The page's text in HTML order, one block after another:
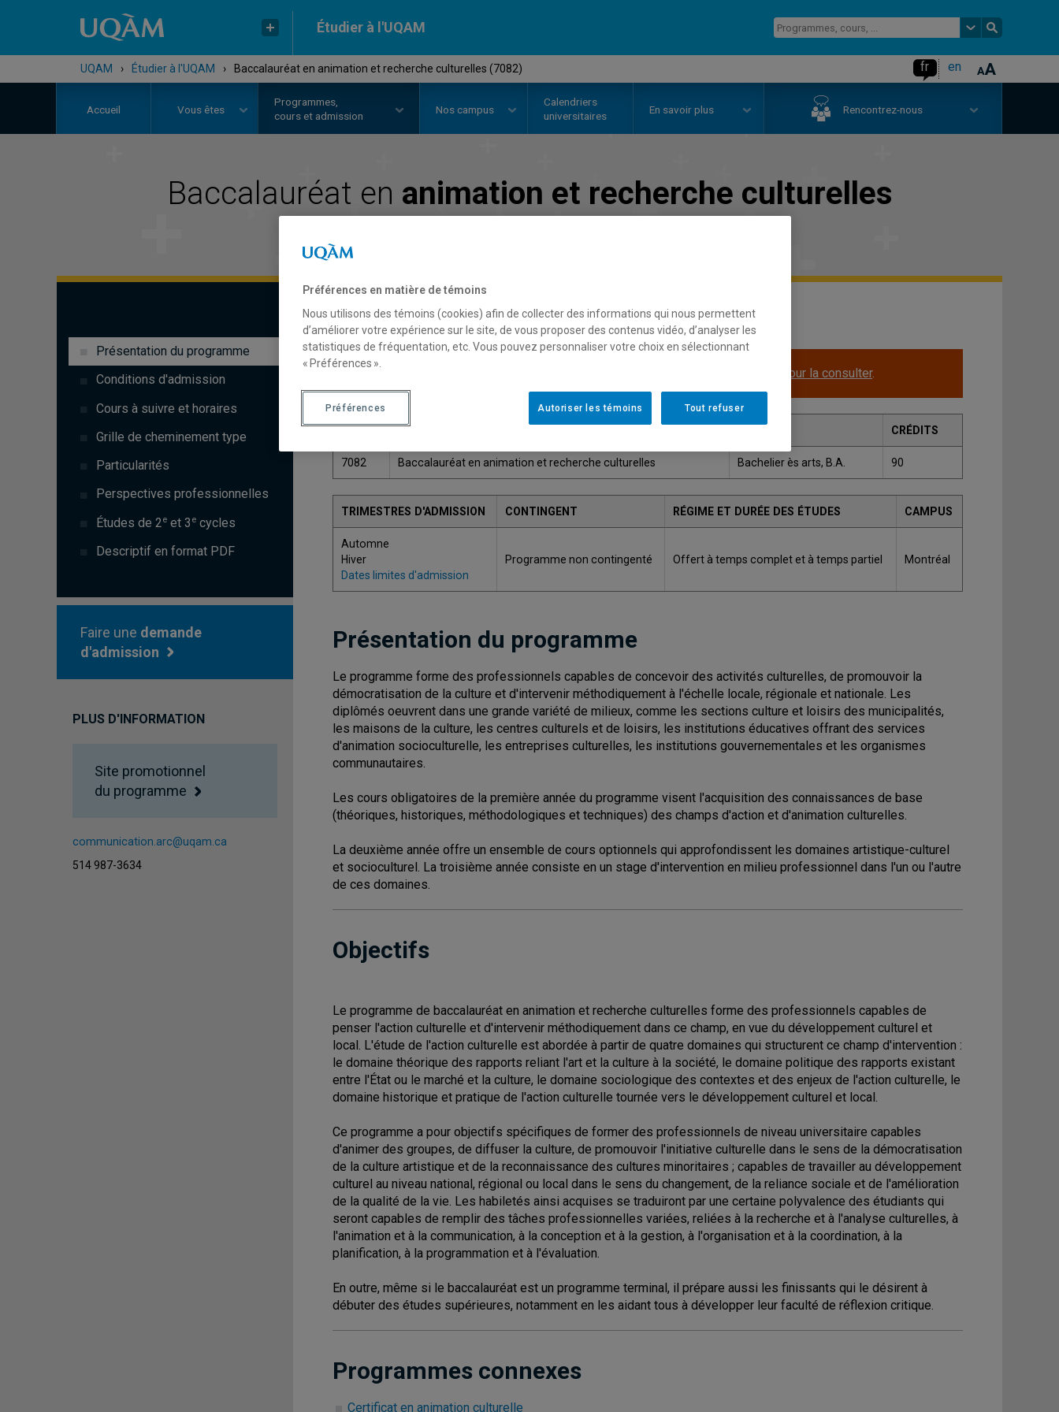
Étudier à l'UQAM
UQAM › Étudier à l'UQAM › Baccalauréat en animation et recherche culturelles (7082) fr en
Accueil Vous êtes
Programmes,
cours et admission
Nos campus
Calendriers
universitaires
En savoir plus Rencontrez-nous
Baccalauréat en animation et recherche culturelles
Présentation du programme
Conditions d'admission
Cours à suivre et horaires
Grille de cheminement type
Particularités
Perspectives professionnelles
Études de 2 e et 3 e cycles
Descriptif en format PDF
Faire une demande
d'admission
PLUS D'INFORMATION
Site promotionnel
du programme
communication.arc@uqam.ca
514 987-3634
Cliquez ici pour la consulter.
CODE TITRE CRÉDITS
7082 Baccalauréat en animation et recherche culturelles Bachelier ès arts, B.A. 90
TRIMESTRES D'ADMISSION CONTINGENT RÉGIME ET DURÉE DES ÉTUDES CAMPUS
Automne
Hiver
Dates limites d'admission
Programme non contingenté Offert à temps complet et à temps partiel Montréal
Présentation du programme
Le programme forme des professionnels capables de concevoir des activités culturelles, de promouvoir la
démocratisation de la culture et d'intervenir méthodiquement à l'échelle locale, régionale et nationale. Les
diplômés oeuvrent dans une grande variété de milieux, comme les sections culture et loisirs des municipalités,
les maisons de la culture, les centres culturels et de loisirs, les institutions éducatives offrant des services
d'animation socioculturelle, les entreprises culturelles, les institutions gouvernementales et les organismes
communautaires.
Les cours obligatoires de la première année du programme visent l'acquisition des connaissances de base
(théoriques, historiques, méthodologiques et techniques) des champs d'action et d'animation culturelles.
La deuxième année offre un ensemble de cours optionnels qui approfondissent les domaines artistique-culturel
et socioculturel. La troisième année consiste en un stage d'intervention en milieu professionnel dans l'un ou l'autre
de ces domaines.
Objectifs
Le programme de baccalauréat en animation et recherche culturelles forme des professionnels capables de
penser l'action culturelle et d'intervenir méthodiquement dans ce champ, en vue du développement culturel et
local. L'étude de l'action culturelle est abordée à partir de quatre domaines qui structurent ce champ d'intervention :
le domaine théorique des rapports reliant l'art et la culture à la société, le domaine politique des rapports existant
entre l'État ou le marché et la culture, le domaine sociologique des contextes et des enjeux de l'action culturelle, le
domaine historique et pratique de l'action culturelle tournée vers le développement culturel et local.
Ce programme a pour objectifs spécifiques de former des professionnels de niveau universitaire capables
d'animer des groupes, de diffuser la culture, de promouvoir l'initiative culturelle dans le sens de la démocratisation
de la culture artistique et de la reconnaissance des cultures minoritaires ; capables de travailler au développement
culturel au niveau national, régional ou local dans le sens du changement, de la reliance sociale et de l'amélioration
de la qualité de la vie. Les habiletés ainsi acquises se traduiront par une certaine polyvalence des étudiants qui
seront capables de remplir des tâches professionnelles variées, reliées à la recherche et à l'analyse culturelles, à
l'animation et à la communication, à la conception et à la gestion, à l'organisation et à la coordination, à la
planification, à la programmation et à l'évaluation.
En outre, même si le baccalauréat est un programme terminal, il prépare aussi les finissants qui le désirent à
débuter des études supérieures, notamment en les aidant tous à développer leur faculté de réflexion critique.
Programmes connexes
Certificat en animation culturelle
Préférences en matière de témoins
Nous utilisons des témoins (cookies) afin de collecter des informations qui nous permettent
d’améliorer votre expérience sur le site, de vous proposer des contenus vidéo, d’analyser les
statistiques de fréquentation, etc. Vous pouvez personnaliser votre choix en sélectionnant
« Préférences ».
Tout refuser
Autoriser les témoins
Préférences